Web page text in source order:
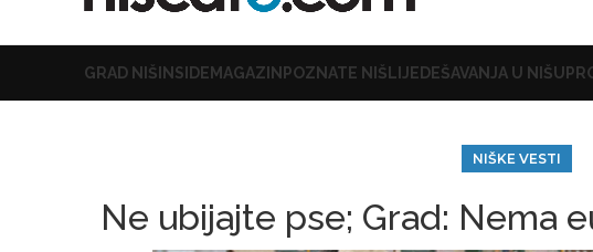
GRAD NIŠ INSIDE MAGAZIN POZNATE NIŠLIJE DEŠAVANJA U NIŠU
NIŠKE VESTI
Ne ubijajte pse; Grad: Nema